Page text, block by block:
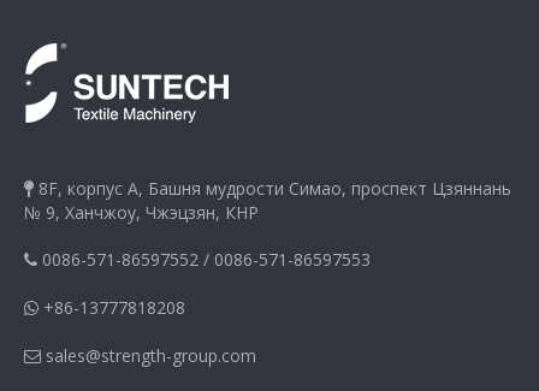
 8F, корпус A, Башня мудрости Симао, проспект Цзяннань
№ 9, Ханчжоу, Чжэцзян, КНР
 0086-571-86597552 / 0086-571-86597553
 +86-13777818208
 sales@strength-group.com